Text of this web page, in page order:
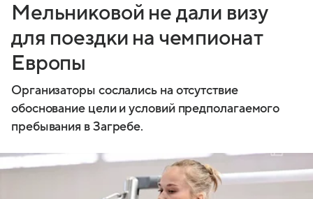
Мельниковой не дали визу
для поездки на чемпионат
Европы
Организаторы сослались на отсутствие
обоснование цели и условий предполагаемого
пребывания в Загребе.